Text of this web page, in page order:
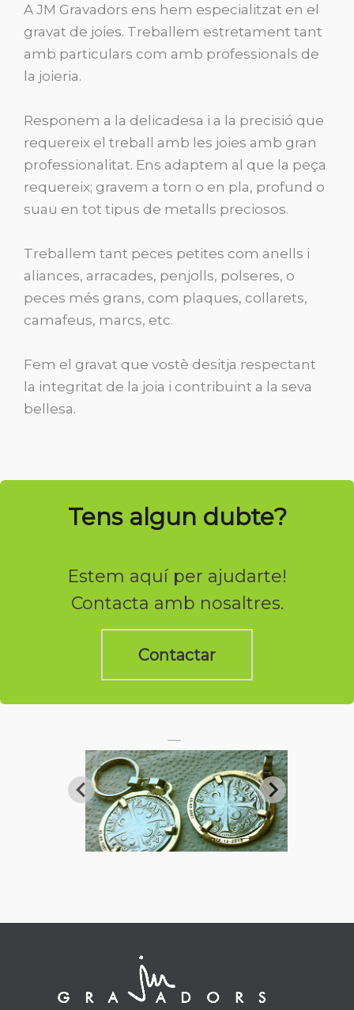
A JM Gravadors ens hem especialitzat en el
gravat de joies. Treballem estretament tant
amb particulars com amb professionals de
la joieria.
Responem a la delicadesa i a la precisió que
requereix el treball amb les joies amb gran
professionalitat. Ens adaptem al que la peça
requereix; gravem a torn o en pla, profund o
suau en tot tipus de metalls preciosos.
Treballem tant peces petites com anells i
aliances, arracades, penjolls, polseres, o
peces més grans, com plaques, collarets,
camafeus, marcs, etc.
Fem el gravat que vostè desitja respectant
la integritat de la joia i contribuint a la seva
bellesa.
Tens algun dubte?
Estem aquí per ajudarte!
Contacta amb nosaltres.
Contactar